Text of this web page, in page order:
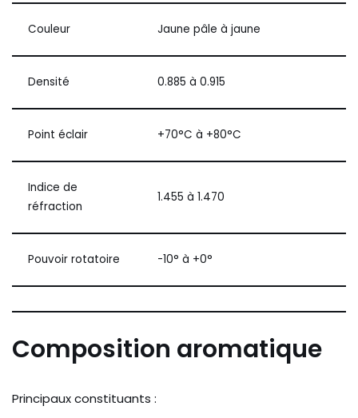
Couleur Jaune pâle à jaune
Densité 0.885 à 0.915
Point éclair +70°C à +80°C
Indice de
réfraction
1.455 à 1.470
Pouvoir rotatoire -10° à +0°
Composition aromatique
Principaux constituants :